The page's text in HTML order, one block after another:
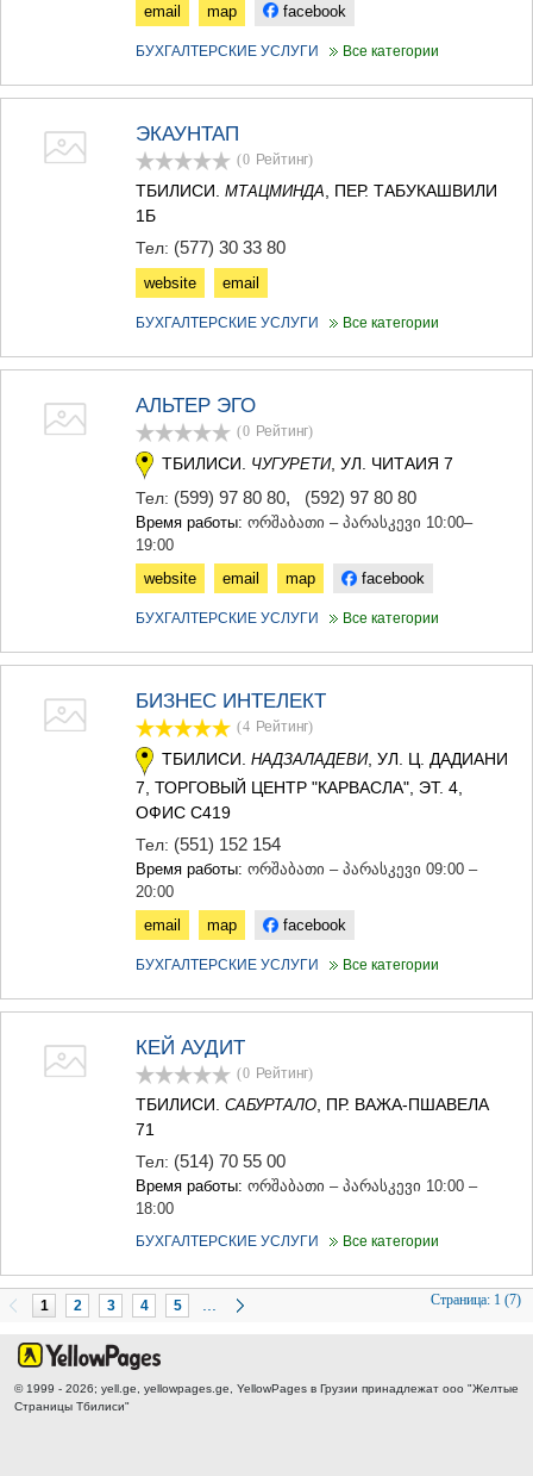
email
map facebook
БУХГАЛТЕРСКИЕ УСЛУГИ Все категории
ЭКАУНТАП
(0 Рейтинг)
ТБИЛИСИ. МТАЦМИНДА , ПЕР. ТАБУКАШВИЛИ
1Б
Тел: (577) 30 33 80
website email
БУХГАЛТЕРСКИЕ УСЛУГИ Все категории
АЛЬТЕР ЭГО
(0 Рейтинг)
ТБИЛИСИ. ЧУГУРЕТИ, УЛ. ЧИТАИЯ 7
Тел: (599) 97 80 80, (592) 97 80 80
Время работы: ორშაბათი – პარასკევი 10:00–
19:00
website
email map facebook
БУХГАЛТЕРСКИЕ УСЛУГИ Все категории
БИЗНЕС ИНТЕЛЕКТ
(4 Рейтинг)
ТБИЛИСИ. НАДЗАЛАДЕВИ, УЛ. Ц. ДАДИАНИ
7, ТОРГОВЫЙ ЦЕНТР "КАРВАСЛА", ЭТ. 4,
ОФИС C419
Тел: (551) 152 154
Время работы: ორშაბათი – პარასკევი 09:00 –
20:00
email
map facebook
БУХГАЛТЕРСКИЕ УСЛУГИ Все категории
КЕЙ АУДИТ
(0 Рейтинг)
ТБИЛИСИ. САБУРТАЛО , ПР. ВАЖА-ПШАВЕЛА
71
Тел: (514) 70 55 00
Время работы: ორშაბათი – პარასკევი 10:00 –
18:00
БУХГАЛТЕРСКИЕ УСЛУГИ Все категории
1 2 3 4 5 Страница: 1 (7)
© 1999 - 2026; yell.ge, yellowpages.ge, YellowPages в Грузии принадлежат ооо "Желтые
Страницы Тбилиси"